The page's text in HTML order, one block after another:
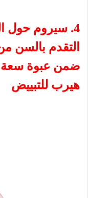
4. سيروم حول
هيرب للتبييض